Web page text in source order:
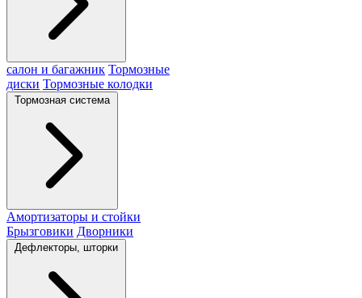
салон и багажник Тормозные
диски Тормозные колодки
Тормозная система
Амортизаторы и стойки
Брызговики Дворники
Дефлекторы, шторки